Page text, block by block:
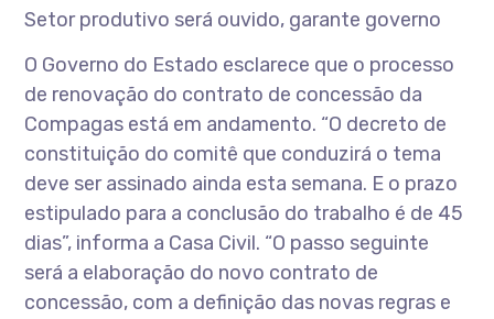
Setor produtivo será ouvido, garante governo
O Governo do Estado esclarece que o processo
de renovação do contrato de concessão da
Compagas está em andamento. “O decreto de
constituição do comitê que conduzirá o tema
deve ser assinado ainda esta semana. E o prazo
estipulado para a conclusão do trabalho é de 45
dias”, informa a Casa Civil. “O passo seguinte
será a elaboração do novo contrato de
concessão, com a definição das novas regras e